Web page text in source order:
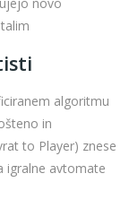
novo
algoritmu
in
to Player) znese
igralne avtomate